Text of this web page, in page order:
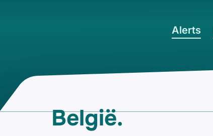
Alerts
België.